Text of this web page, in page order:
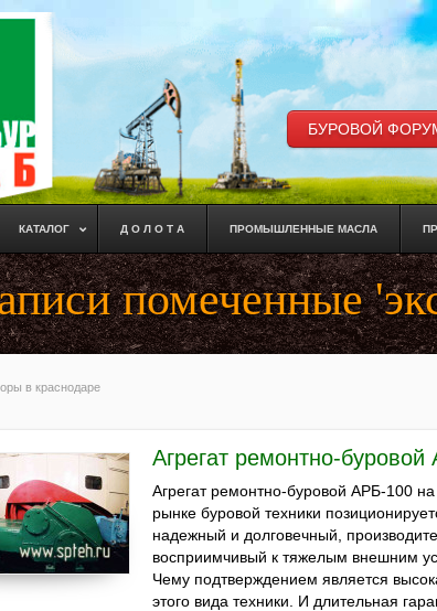
БУРОВОЙ
КАТАЛОГ Д О Л О Т А ПРОМЫШЛЕННЫЕ МАСЛА
помеченные
в краснодаре
Агрегат ремонтно-
Агрегат ремонтно-буровой АРБ-100
рынке буровой техники
надежный и долговечный,
восприимчивый к тяжелым внешним
Чему подтверждением является
этого вида техники. И длительная